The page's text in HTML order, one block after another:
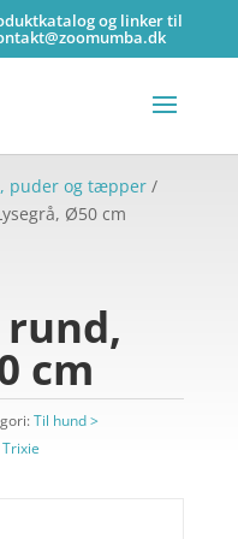
og linker til
puder og tæpper/
Ø50 cm
cm
Til hund >
Trixie